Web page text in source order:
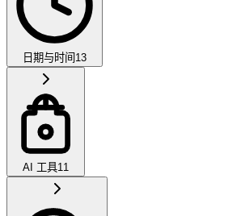
日期与时间 13
AI 工具11